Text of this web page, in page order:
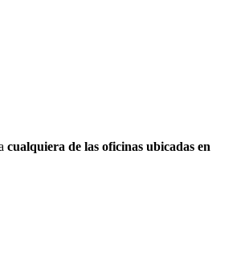
cualquiera de las oficinas ubicadas en